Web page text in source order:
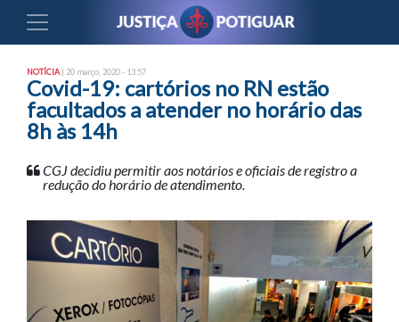
NOTÍCIA | 20 março, 2020 - 13:57
Covid-19: cartórios no RN estão
facultados a atender no horário das
8h às 14h
CGJ decidiu permitir aos notários e oficiais de registro a
redução do horário de atendimento.